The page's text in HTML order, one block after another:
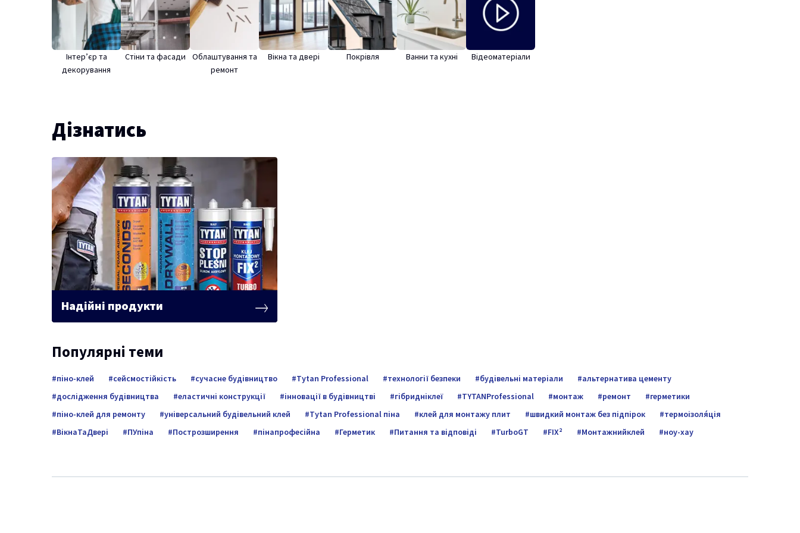
Інтер’єр та
декорування
Стіни та фасади
Облаштування та
ремонт
Вікна та двері Покрівля Ванни та кухні Відеоматеріали
Дізнатись
Надійні продукти
Популярні теми
піно-клей сейсмостійкість сучасне будівництво Tytan Professional технології безпеки будівельні матеріали
альтернатива цементу
дослідження будівництва
еластичні конструкції інновації в будівництві гібридніклеї TYTANProfessional монтаж ремонт
герметики
піно-клей для ремонту
універсальний будівельний клей Tytan Professional піна клей для монтажу плит швидкий монтаж без підпірок
термоізоля́ція
ВікнаТаДвері
ПУпіна Построзширення пінапрофесійна Герметик Питання та відповіді TurboGT FIX² Монтажнийклей ноу-хау